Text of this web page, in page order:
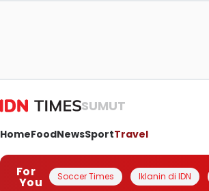
SUMUT
HomeFoodNewsSportTravel
For
You Soccer Times Iklanin di IDN